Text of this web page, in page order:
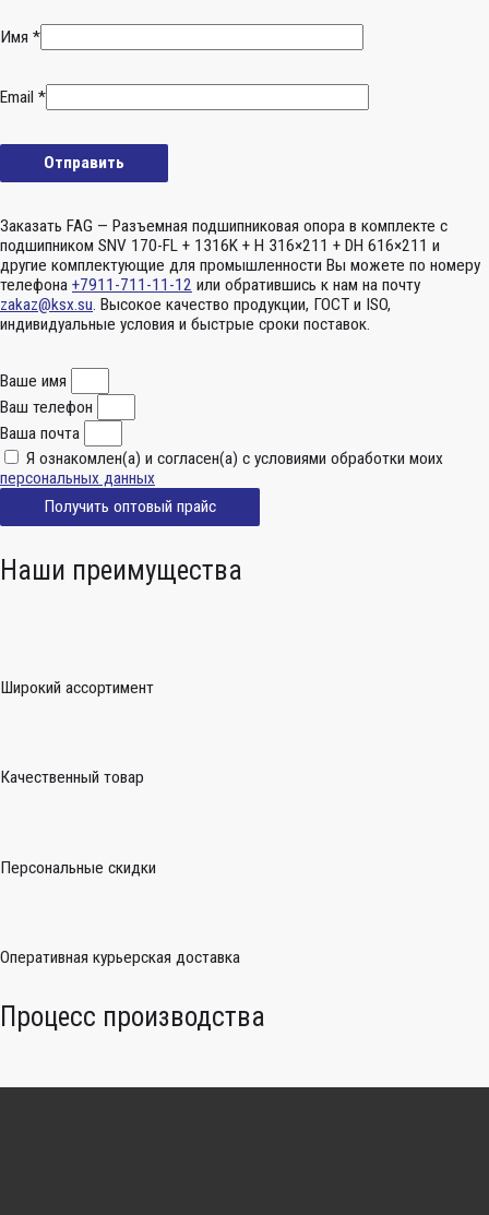
Имя *
Email *
Заказать FAG — Разъемная подшипниковая опора в комплекте с
подшипником SNV 170-FL + 1316K + H 316×211 + DH 616×211 и
другие комплектующие для промышленности Вы можете по номеру
телефона +7911-711-11-12 или обратившись к нам на почту
zakaz@ksx.su. Высокое качество продукции, ГОСТ и ISO,
индивидуальные условия и быстрые сроки поставок.
Ваше имя
Ваш телефон
Ваша почта
Я ознакомлен(а) и согласен(а) с условиями обработки моих
персональных данных
Получить оптовый прайс
Наши преимущества
Широкий ассортимент
Качественный товар
Персональные скидки
Оперативная курьерская доставка
Процесс производства